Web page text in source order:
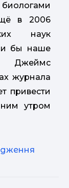
биологами
в 2006
наук
бы наше
Джеймс
журнала
привести
утром